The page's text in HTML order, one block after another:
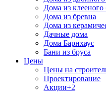
Дома из клееного
Дома из бревна
Дома из
Дачные дома
Дома Барнхаус
Бани из бруса
Цены
Цены на
Проектирование
Акции+2